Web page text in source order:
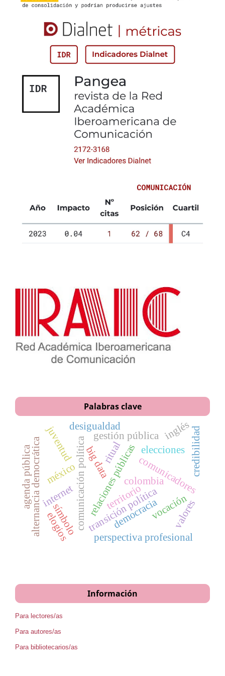
https://tinyurl.com/445wby7e
Palabras clave
comunicación política
méxico
transición política
relaciones públicascolombia
big data comunicadores
gestión pública
democracia
elecciones
alternancia democrática
agenda pública
desigualdad
internet territoriovocación
perspectiva profesional
credibilidad
valores
juventud
símbolo
ritual
elogios
inglés
Información
Para lectores/as
Para autores/as
Para bibliotecarios/as